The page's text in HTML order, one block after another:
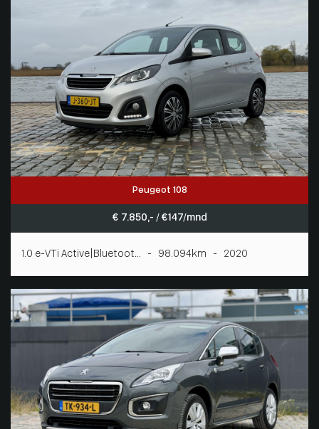
Peugeot 108
€ 7.850,- / € 147/mnd
1.0 e-VTi Active|Bluetoot... - 98.094km - 2020